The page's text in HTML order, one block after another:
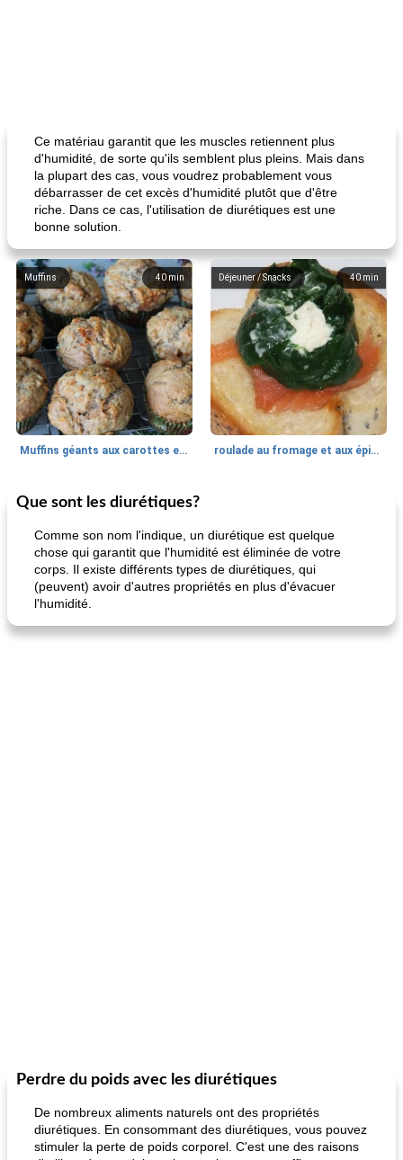
Ce matériau garantit que les muscles retiennent plus
d'humidité, de sorte qu'ils semblent plus pleins. Mais dans
la plupart des cas, vous voudrez probablement vous
débarrasser de cet excès d'humidité plutôt que d'être
riche. Dans ce cas, l'utilisation de diurétiques est une
bonne solution.
40 min
Muffins
Muffins géants aux carottes et à la banane de Nif
40 min
Déjeuner / Snacks
roulade au fromage et aux épinards
30min
Marques de confiance: recettes et
astuces
Que sont les diurétiques?
Comme son nom l'indique, un diurétique est quelque
chose qui garantit que l'humidité est éliminée de votre
corps. Il existe différents types de diurétiques, qui
(peuvent) avoir d'autres propriétés en plus d'évacuer
l'humidité.
Perdre du poids avec les diurétiques
De nombreux aliments naturels ont des propriétés
diurétiques. En consommant des diurétiques, vous pouvez
stimuler la perte de poids corporel. C'est une des raisons